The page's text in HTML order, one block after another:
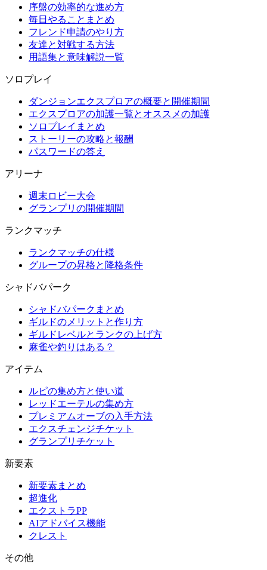
序盤の効率的な進め方
毎日やることまとめ
フレンド申請のやり方
友達と対戦する方法
用語集と意味解説一覧
ソロプレイ
ダンジョンエクスプロアの概要と開催期間
エクスプロアの加護一覧とオススメの加護
ソロプレイまとめ
ストーリーの攻略と報酬
パスワードの答え
アリーナ
週末ロビー大会
グランプリの開催期間
ランクマッチ
ランクマッチの仕様
グループの昇格と降格条件
シャドバパーク
シャドバパークまとめ
ギルドのメリットと作り方
ギルドレベルとランクの上げ方
麻雀や釣りはある？
アイテム
ルピの集め方と使い道
レッドエーテルの集め方
プレミアムオーブの入手方法
エクスチェンジチケット
グランプリチケット
新要素
新要素まとめ
超進化
エクストラPP
AIアドバイス機能
クレスト
その他